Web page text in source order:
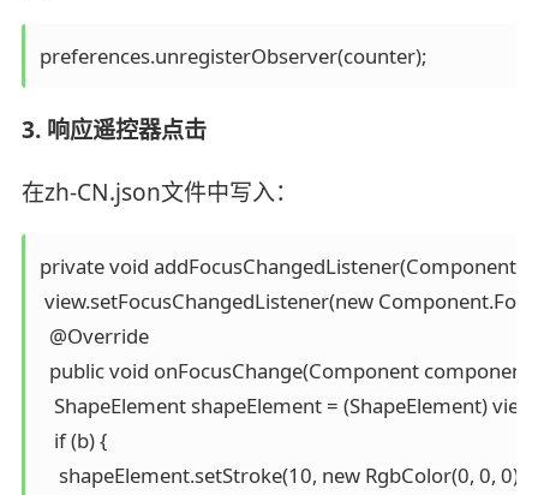
preferences.unregisterObserver(counter);
3. 响应遥控器点击
在zh-CN.json文件中写入：
private void addFocusChangedListener(Component
view.setFocusChangedListener(new
  @Override
public void onFocusChange(Component component,
ShapeElement shapeElement = (ShapeElement)
   if (b) {
    shapeElement.setStroke(10, new RgbColor(0, 0, 0));